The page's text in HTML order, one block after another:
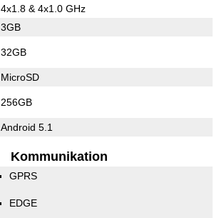
4x1.8 & 4x1.0 GHz
3GB
32GB
MicroSD
256GB
Android 5.1
Kommunikation
GPRS
EDGE